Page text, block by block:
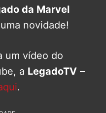
da Marvel
novidade!
um vídeo do
a LegadoTV –
.